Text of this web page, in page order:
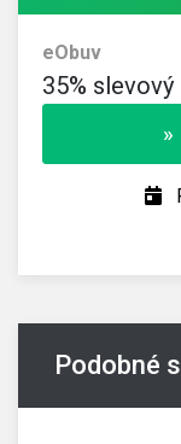
eObuv
35% slevový
»
Podobné